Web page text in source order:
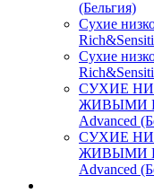
(Бельгия)
Сухие
Сухие
СУХИЕ
ЖИВЫМИ
Advanced
СУХИЕ
ЖИВЫМИ
Advanced